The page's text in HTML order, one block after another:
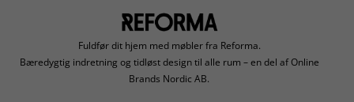
Fuldfør dit hjem med møbler fra Reforma.
Bæredygtig indretning og tidløst design til alle rum – en del af Online
Brands Nordic AB.